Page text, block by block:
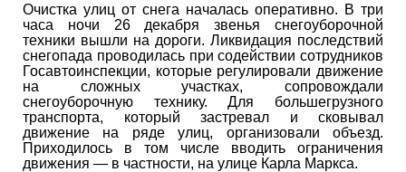
Очистка улиц от снега началась оперативно. В три
часа ночи 26 декабря звенья снегоуборочной
техники вышли на дороги. Ликвидация последствий
снегопада проводилась при содействии сотрудников
Госавтоинспекции, которые регулировали движение
на сложных участках, сопровождали
снегоуборочную технику. Для большегрузного
транспорта, который застревал и сковывал
движение на ряде улиц, организовали объезд.
Приходилось в том числе вводить ограничения
движения — в частности, на улице Карла Маркса.